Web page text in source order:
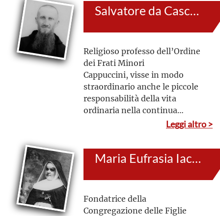
Salvatore da Casca (al secolo: Erminio Pinzetta)
Religioso professo dell’Ordine
dei Frati Minori
Cappuccini, visse in modo
straordinario anche le piccole
responsabilità della vita
ordinaria nella continua
ricerca della santità. La sua
eucaristica e mariana, lo
giorno affinché tutto fosse
di Dio
Leggi altro >
Maria Eufrasia Iaconis
Fondatrice della
Congregazione delle Figlie